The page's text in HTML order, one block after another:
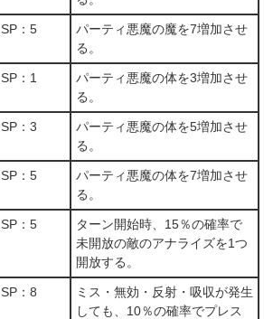
SP：5
パーティ悪魔の魔を7増加させ
る。
SP：1
パーティ悪魔の体を3増加させ
る。
SP：3
パーティ悪魔の体を5増加させ
る。
SP：5
パーティ悪魔の体を7増加させ
る。
SP：5
ターン開始時、15％の確率で
未開放の敵のアナライズを1つ
開放する。
SP：8
ミス・無効・反射・吸収が発生
しても、10％の確率でプレス